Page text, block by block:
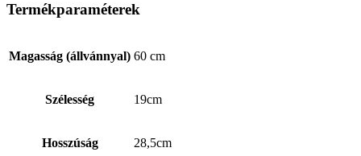
Termékparaméterek
Magasság (állvánnyal) 60 cm
Szélesség 19cm
Hosszúság 28,5cm